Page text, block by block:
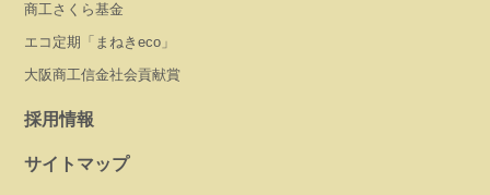
商工さくら基金
エコ定期「まねきeco」
大阪商工信金社会貢献賞
採用情報
サイトマップ